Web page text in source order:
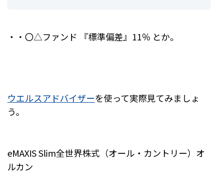
・・〇△ファンド 『標準偏差』11％ とか。
ウエルスアドバイザーを使って実際見てみましょ
う。
eMAXIS Slim全世界株式（オール・カントリー）オ
ルカン